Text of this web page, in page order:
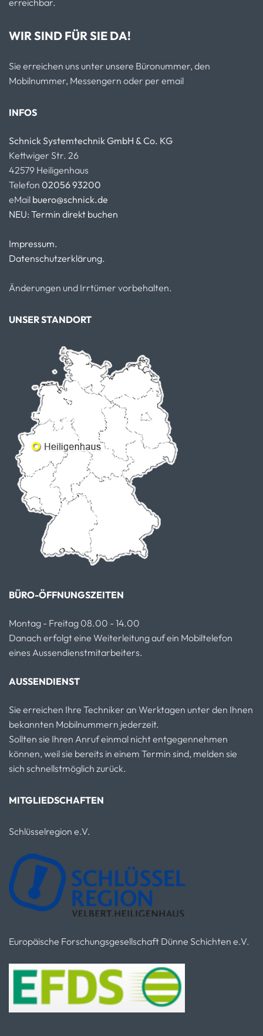
WIR SIND FÜR SIE DA!
Sie erreichen uns unter unsere Büronummer, den
Mobilnummer, Messengern oder per email
INFOS
Schnick Systemtechnik GmbH & Co. KG
Kettwiger Str. 26
42579 Heiligenhaus
Telefon 02056 93200
eMail buero@schnick.de
NEU: Termin direkt buchen
Impressum.
Datenschutzerklärung.
Änderungen und Irrtümer vorbehalten.
UNSER STANDORT
BÜRO-ÖFFNUNGSZEITEN
Montag - Freitag 08.00 - 14.00
Danach erfolgt eine Weiterleitung auf ein Mobiltelefon
eines Aussendienstmitarbeiters.
AUSSENDIENST
Sie erreichen Ihre Techniker an Werktagen unter den Ihnen
bekannten Mobilnummern jederzeit.
Sollten sie Ihren Anruf einmal nicht entgegennehmen
können, weil sie bereits in einem Termin sind, melden sie
sich schnellstmöglich zurück.
MITGLIEDSCHAFTEN
Schlüsselregion e.V.
Europäische Forschungsgesellschaft Dünne Schichten e.V.